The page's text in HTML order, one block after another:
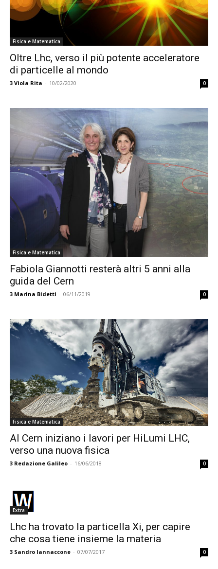
Fisica e Matematica
Oltre Lhc, verso il più potente acceleratore
di particelle al mondo
3 Viola Rita - 10/02/2020 0
Fisica e Matematica
Fabiola Giannotti resterà altri 5 anni alla
guida del Cern
3 Marina Bidetti - 06/11/2019 0
Fisica e Matematica
Al Cern iniziano i lavori per HiLumi LHC,
verso una nuova fisica
3 Redazione Galileo - 16/06/2018 0
Extra
Lhc ha trovato la particella Xi, per capire
che cosa tiene insieme la materia
3 Sandro Iannaccone - 07/07/2017 0